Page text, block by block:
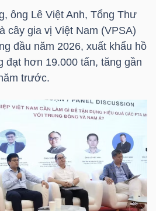
ông Lê Việt Anh, Tổng Thư
cây gia vị Việt Nam (VPSA)
đầu năm 2026, xuất khẩu hồ
đạt hơn 19.000 tấn, tăng gần
trước.